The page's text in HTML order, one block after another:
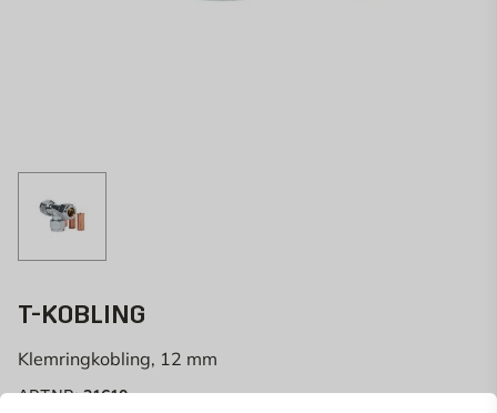
T-KOBLING
Klemringkobling, 12 mm
ART.NR:31610